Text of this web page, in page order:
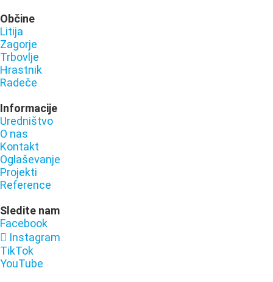
Občine
Litija
Zagorje
Trbovlje
Hrastnik
Radeče
Informacije
Uredništvo
O nas
Kontakt
Oglaševanje
Projekti
Reference
Sledite nam
Facebook
Instagram
TikTok
YouTube